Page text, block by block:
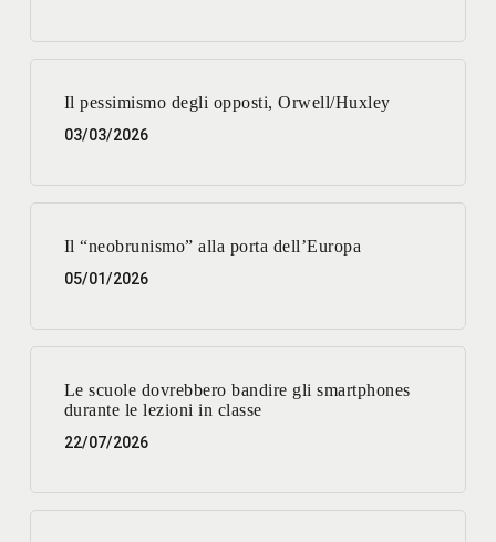
Il pessimismo degli opposti, Orwell/Huxley
03/03/2026
Il “neobrunismo” alla porta dell’Europa
05/01/2026
Le scuole dovrebbero bandire gli smartphones
durante le lezioni in classe
22/07/2026